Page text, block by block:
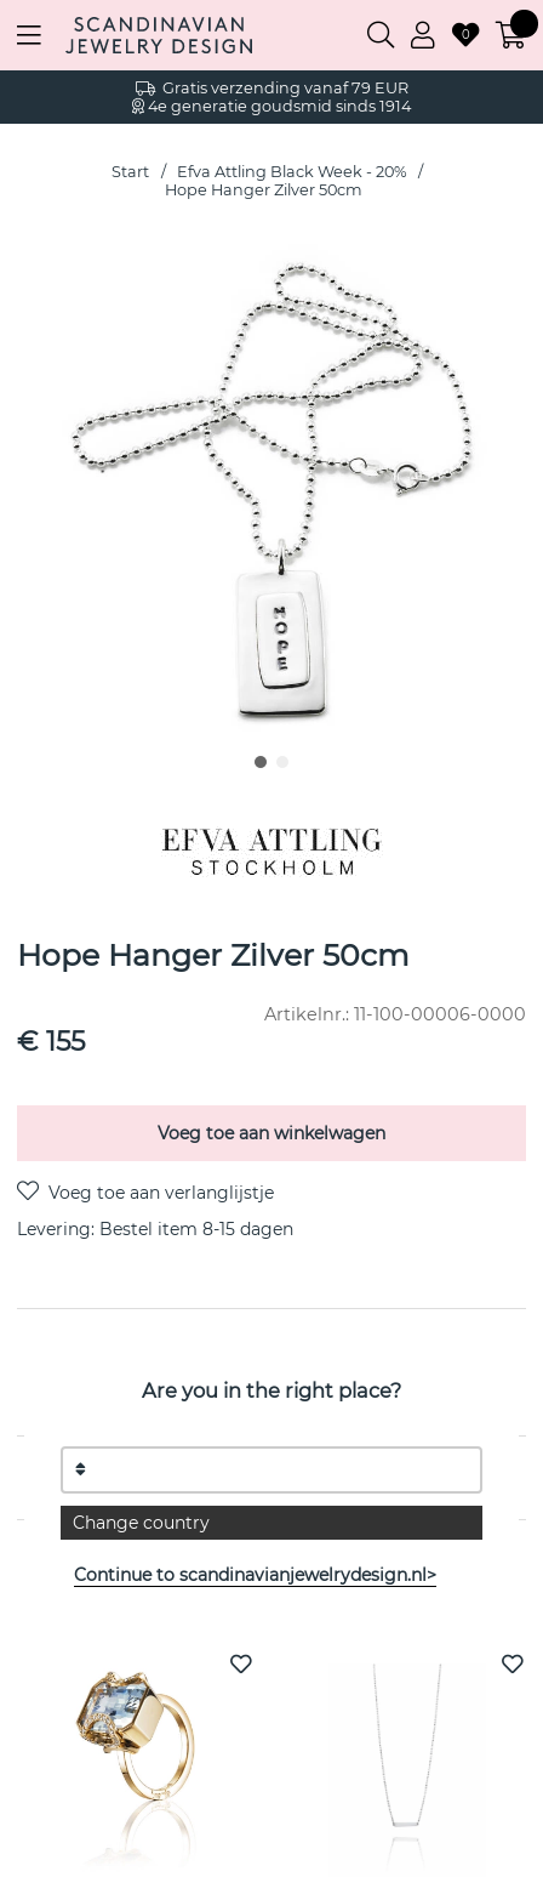
Gratis verzending vanaf 79 EUR
4e generatie goudsmid sinds 1914
0
Start
Efva Attling Black Week - 20%
Hope Hanger Zilver 50cm
Hope Hanger Zilver 50cm
Artikelnr.: 11-100-00006-0000
€ 155
Voeg toe aan winkelwagen
Levering: Bestel item 8-15 dagen
Hope is een sterling zilveren hanger/ketting van het
Zweedse Efva Attling
EIGENSCHAPPEN
Are you in the right place?
Change country
Continue to scandinavianjewelrydesign.nl>